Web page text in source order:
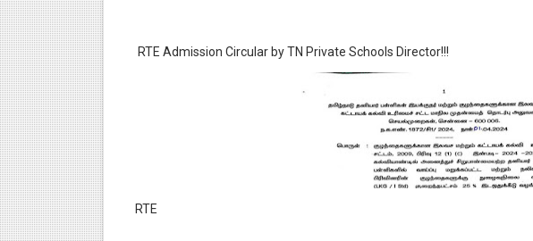
RTE Admission Circular by TN Private Schools Director!!!
RTE